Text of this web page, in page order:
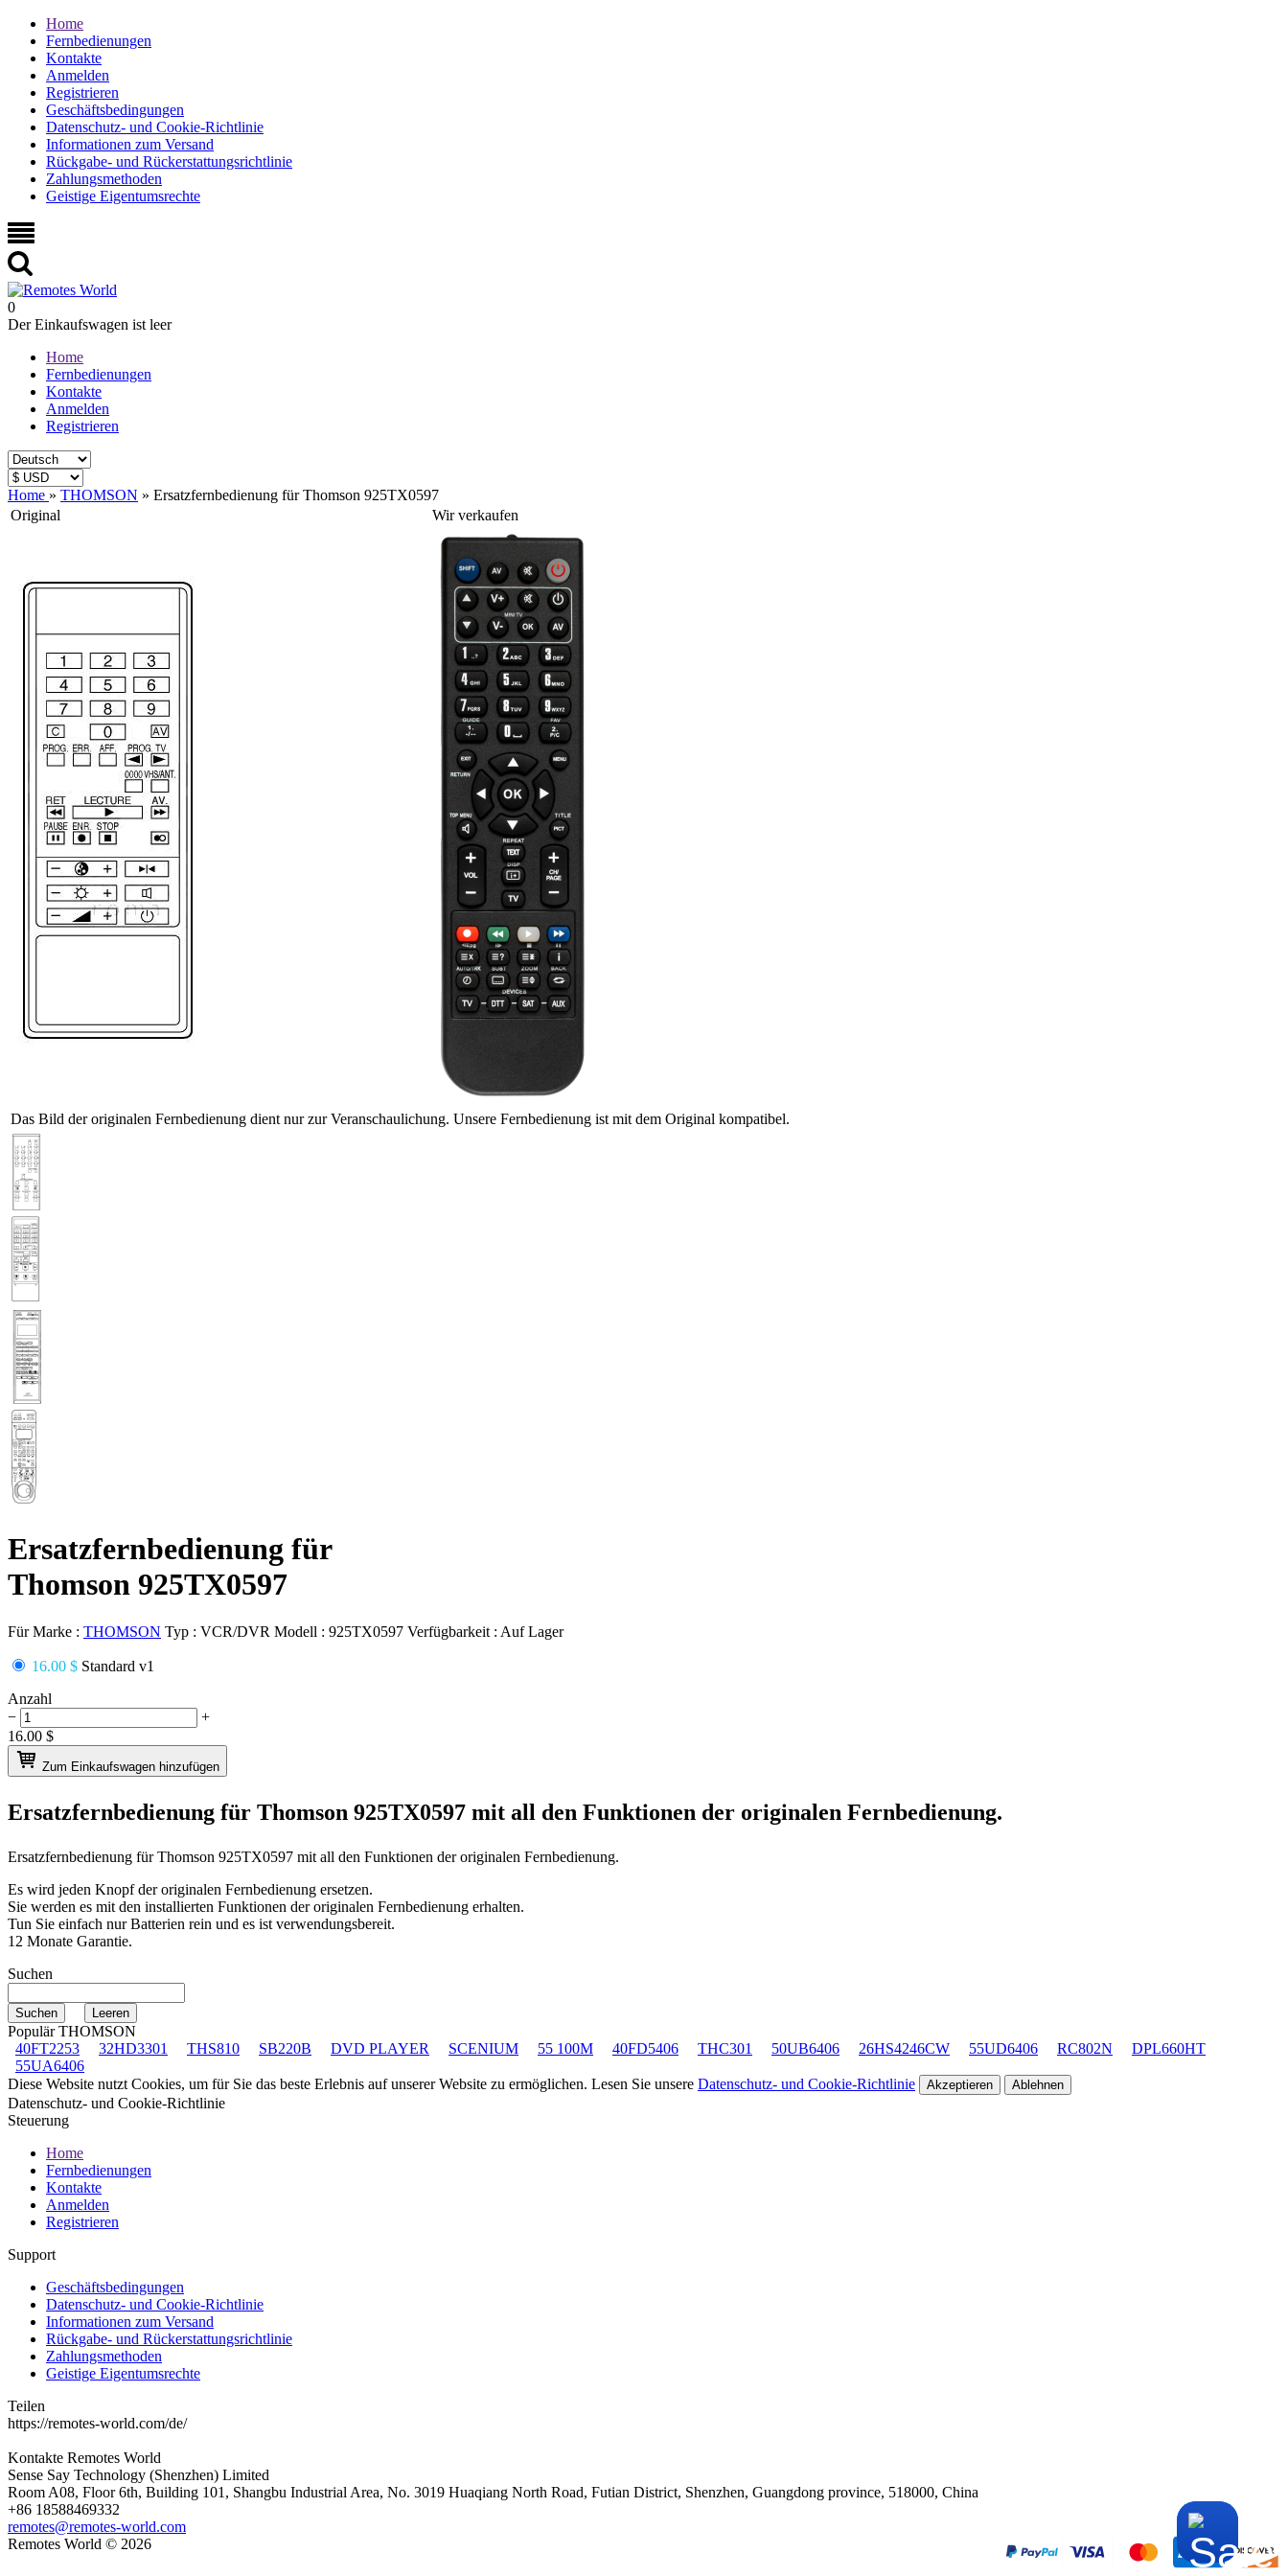
Home
Fernbedienungen
Kontakte
Anmelden
Registrieren
Geschäftsbedingungen
Datenschutz- und Cookie-Richtlinie
Informationen zum Versand
Rückgabe- und Rückerstattungsrichtlinie
Zahlungsmethoden
Geistige Eigentumsrechte
0
Der Einkaufswagen ist leer
Home
Fernbedienungen
Kontakte
Anmelden
Registrieren
Home » THOMSON » Ersatzfernbedienung für Thomson 925TX0597
Original
Wir verkaufen
Das Bild der originalen Fernbedienung dient nur zur Veranschaulichung. Unsere Fernbedienung ist mit dem Original kompatibel.
Ersatzfernbedienung für
Thomson 925TX0597
Für Marke : THOMSON Typ : VCR/DVR Modell : 925TX0597 Verfügbarkeit : Auf Lager
16.00 $ Standard v1
Anzahl
−
+
16.00 $
Zum Einkaufswagen hinzufügen
Ersatzfernbedienung für Thomson 925TX0597 mit all den Funktionen der originalen Fernbedienung.
Ersatzfernbedienung fürThomson 925TX0597 mit all den Funktionen der originalen Fernbedienung.
Es wird jeden Knopf der originalen Fernbedienung ersetzen.
Sie werden es mit den installierten Funktionen der originalen Fernbedienung erhalten.
Tun Sie einfach nur Batterien rein und es ist verwendungsbereit.
12 Monate Garantie.
Suchen
Populär THOMSON
40FT2253
32HD3301 THS810 SB220B DVD PLAYER SCENIUM 55 100M 40FD5406 THC301 50UB6406 26HS4246CW 55UD6406 RC802N
DPL660HT
55UA6406
Diese Website nutzt Cookies, um für Sie das beste Erlebnis auf unserer Website zu ermöglichen. Lesen Sie unsere Datenschutz- und Cookie-Richtlinie Akzeptieren Ablehnen
Datenschutz- und Cookie-Richtlinie
Steuerung
Home
Fernbedienungen
Kontakte
Anmelden
Registrieren
Support
Geschäftsbedingungen
Datenschutz- und Cookie-Richtlinie
Informationen zum Versand
Rückgabe- und Rückerstattungsrichtlinie
Zahlungsmethoden
Geistige Eigentumsrechte
Teilen
https://remotes-world.com/de/
Kontakte Remotes World
Sense Say Technology (Shenzhen) Limited
Room A08, Floor 6th, Building 101, Shangbu Industrial Area, No. 3019 Huaqiang North Road, Futian District, Shenzhen, Guangdong province, 518000, China
+86 18588469332
remotes@remotes-world.com
Remotes World © 2026